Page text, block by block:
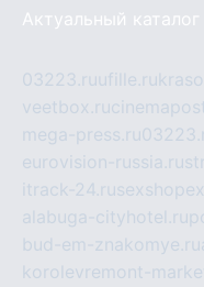
Актуальный
03223.ruufille.ru
veetbox.ru
mega-press.ru
eurovision-russia.ru
itrack-24.ru
alabuga-cityhotel.ru
bud-em-znakomye.ru
korolevremont-